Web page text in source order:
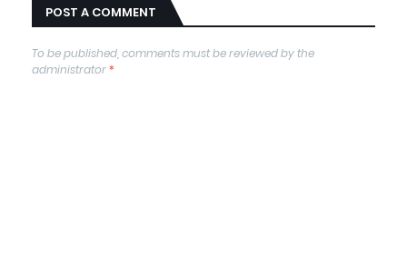
POST A COMMENT
To be published, comments must be reviewed by the
administrator*